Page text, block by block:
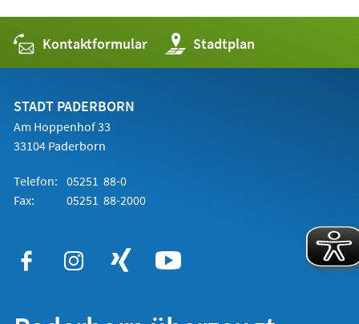
Kontaktformular Stadtplan
(Öffnet
in
einem
STADT PADERBORN
Am Hoppenhof 33
33104 Paderborn
Telefon: 05251 88-0
Fax:
05251 88-2000